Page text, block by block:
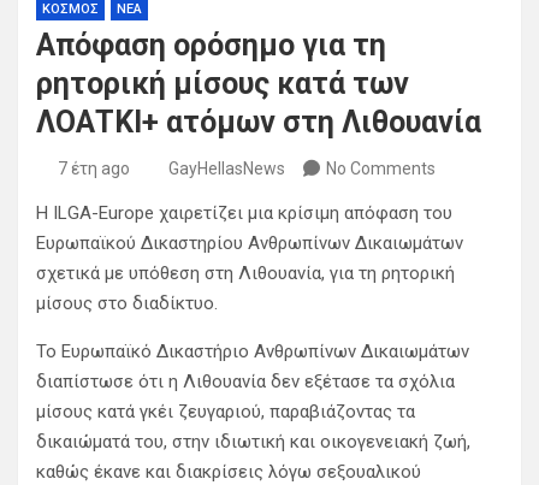
ΚΟΣΜΟΣ ΝΕΑ
Απόφαση ορόσημο για τη
ρητορική μίσους κατά των
ΛΟΑΤΚΙ+ ατόμων στη Λιθουανία
7 έτη ago GayHellasNews No Comments
Η ILGA-Europe χαιρετίζει μια κρίσιμη απόφαση του
Ευρωπαϊκού Δικαστηρίου Ανθρωπίνων Δικαιωμάτων
σχετικά με υπόθεση στη Λιθουανία, για τη ρητορική
μίσους στο διαδίκτυο.
Το Ευρωπαϊκό Δικαστήριο Ανθρωπίνων Δικαιωμάτων
διαπίστωσε ότι η Λιθουανία δεν εξέτασε τα σχόλια
μίσους κατά γκέι ζευγαριού, παραβιάζοντας τα
δικαιώματά του, στην ιδιωτική και οικογενειακή ζωή,
καθώς έκανε και διακρίσεις λόγω σεξουαλικού